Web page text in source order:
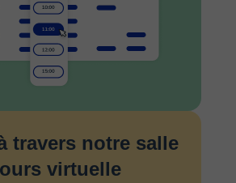
travers notre salle
virtuelle